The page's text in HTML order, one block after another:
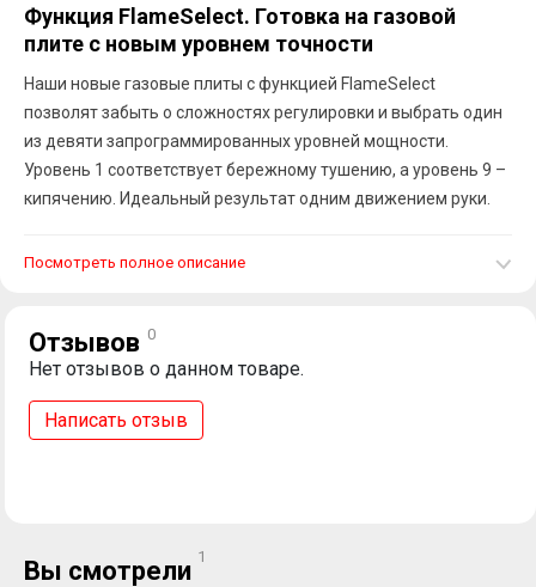
Функция FlameSelect. Готовка на газовой
плите с новым уровнем точности
Наши новые газовые плиты с функцией FlameSelect
позволят забыть о сложностях регулировки и выбрать один
из девяти запрограммированных уровней мощности.
Уровень 1 соответствует бережному тушению, а уровень 9 –
кипячению. Идеальный результат одним движением руки.
Посмотреть полное описание
Отзывов 0
Нет отзывов о данном товаре.
Написать отзыв
Вы смотрели 1